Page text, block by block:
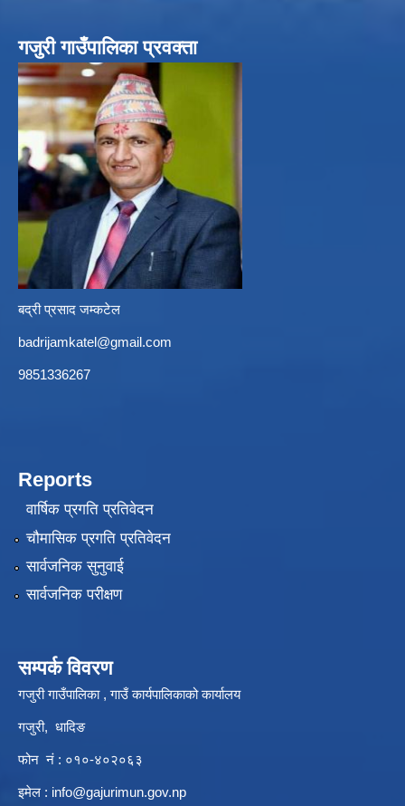
गजुरी गाउँपालिका प्रवक्ता
बद्री प्रसाद जम्कटेल
badrijamkatel@gmail.com
9851336267
Reports
वार्षिक प्रगति प्रतिवेदन
चौमासिक प्रगति प्रतिवेदन
सार्वजनिक सुनुवाई
सार्वजनिक परीक्षण
सम्पर्क विवरण
गजुरी गाउँपालिका , गाउँ कार्यपालिकाको कार्यालय
गजुरी, धादिङ
फोन नं : ०१०-४०२०६३
इमेल : info@gajurimun.gov.np